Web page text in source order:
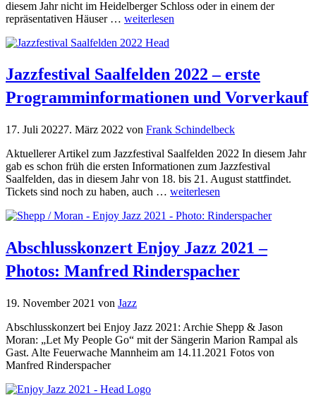
diesem Jahr nicht im Heidelberger Schloss oder in einem der
repräsentativen Häuser … weiterlesen
Jazzfestival Saalfelden 2022 – erste
Programminformationen und Vorverkauf
17. Juli 20227. März 2022 von Frank Schindelbeck
Aktuellerer Artikel zum Jazzfestival Saalfelden 2022 In diesem Jahr
gab es schon früh die ersten Informationen zum Jazzfestival
Saalfelden, das in diesem Jahr von 18. bis 21. August stattfindet.
Tickets sind noch zu haben, auch … weiterlesen
Abschlusskonzert Enjoy Jazz 2021 –
Photos: Manfred Rinderspacher
19. November 2021 von Jazz
Abschlusskonzert bei Enjoy Jazz 2021: Archie Shepp & Jason
Moran: „Let My People Go“ mit der Sängerin Marion Rampal als
Gast. Alte Feuerwache Mannheim am 14.11.2021 Fotos von
Manfred Rinderspacher